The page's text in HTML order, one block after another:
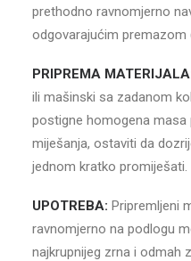
prethodno ravnomjerno
odgovarajućim premazom
PRIPREMA
ili mašinski sa zadanom
postigne homogena masa
miješanja, ostaviti da
jednom kratko promiješati.
UPOTREBA: Pripremljeni
ravnomjerno na podlogu
najkrupnijeg zrna i odmah